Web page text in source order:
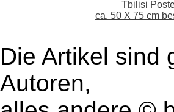
Tbilisi
ca. 50 X 75 cm
Die Artikel sind
Autoren,